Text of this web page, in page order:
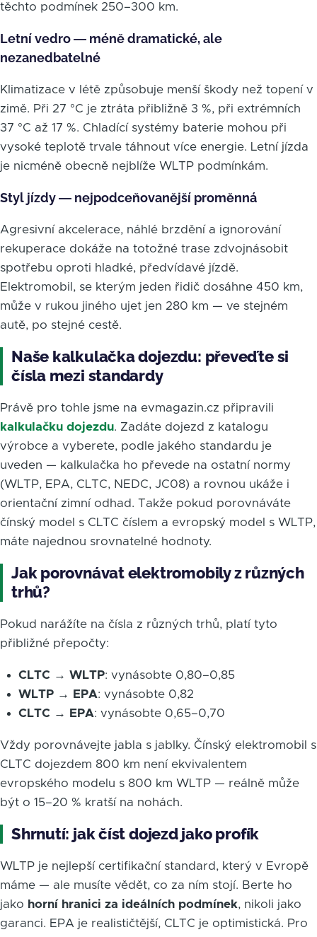
těchto podmínek 250–300 km.
Letní vedro — méně dramatické, ale
nezanedbatelné
Klimatizace v létě způsobuje menší škody než topení v
zimě. Při 27 °C je ztráta přibližně 3 %, při extrémních
37 °C až 17 %. Chladící systémy baterie mohou při
vysoké teplotě trvale táhnout více energie. Letní jízda
je nicméně obecně nejblíže WLTP podmínkám.
Styl jízdy — nejpodceňovanější proměnná
Agresivní akcelerace, náhlé brzdění a ignorování
rekuperace dokáže na totožné trase zdvojnásobit
spotřebu oproti hladké, předvídavé jízdě.
Elektromobil, se kterým jeden řidič dosáhne 450 km,
může v rukou jiného ujet jen 280 km — ve stejném
autě, po stejné cestě.
Naše kalkulačka dojezdu: převeďte si
čísla mezi standardy
Právě pro tohle jsme na evmagazin.cz připravili
kalkulačku dojezdu. Zadáte dojezd z katalogu
výrobce a vyberete, podle jakého standardu je
uveden — kalkulačka ho převede na ostatní normy
(WLTP, EPA, CLTC, NEDC, JC08) a rovnou ukáže i
orientační zimní odhad. Takže pokud porovnáváte
čínský model s CLTC číslem a evropský model s WLTP,
máte najednou srovnatelné hodnoty.
Jak porovnávat elektromobily z různých
trhů?
Pokud narážíte na čísla z různých trhů, platí tyto
přibližné přepočty:
CLTC → WLTP: vynásobte 0,80–0,85
WLTP → EPA: vynásobte 0,82
CLTC → EPA: vynásobte 0,65–0,70
Vždy porovnávejte jabla s jablky. Čínský elektromobil s
CLTC dojezdem 800 km není ekvivalentem
evropského modelu s 800 km WLTP — reálně může
být o 15–20 % kratší na nohách.
Shrnutí: jak číst dojezd jako profík
WLTP je nejlepší certifikační standard, který v Evropě
máme — ale musíte vědět, co za ním stojí. Berte ho
jako horní hranici za ideálních podmínek, nikoli jako
garanci. EPA je realističtější, CLTC je optimistická. Pro